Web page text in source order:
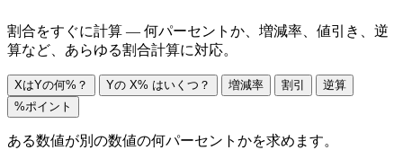
割合をすぐに計算 — 何パーセントか、増減率、値引き、逆
算など、あらゆる割合計算に対応。
XはYの何%？ Yの X% はいくつ？ 増減率 割引
逆算
%ポイント
ある数値が別の数値の何パーセントかを求めます。